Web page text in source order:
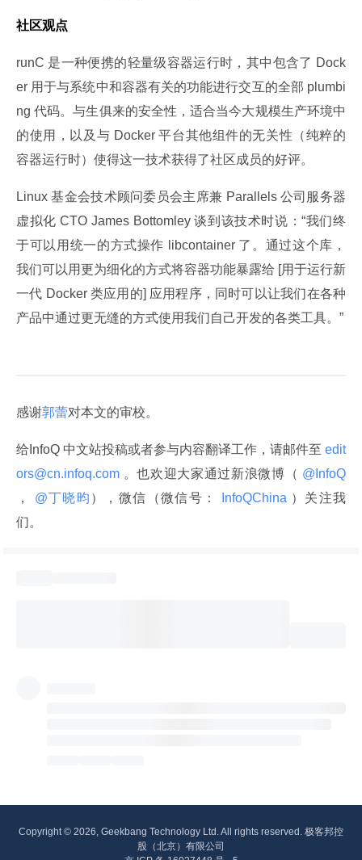
社区观点
runC 是一种便携的轻量级容器运行时，其中包含了 Dock
er 用于与系统中和容器有关的功能进行交互的全部 plumbi
ng 代码。与生俱来的安全性，适合当今大规模生产环境中
的使用，以及与 Docker 平台其他组件的无关性（纯粹的
容器运行时）使得这一技术获得了社区成员的好评。
Linux 基金会技术顾问委员会主席兼 Parallels 公司服务器
虚拟化 CTO James Bottomley 谈到该技术时说：“我们终
于可以用统一的方式操作 libcontainer 了。通过这个库，
我们可以用更为细化的方式将容器功能暴露给 [用于运行新
一代 Docker 类应用的] 应用程序，同时可以让我们在各种
产品中通过更无缝的方式使用我们自己开发的各类工具。”
感谢郭蕾对本文的审校。
给InfoQ 中文站投稿或者参与内容翻译工作，请邮件至 edit
ors@cn.infoq.com 。也欢迎大家通过新浪微博（
，
@丁晓昀 ），微信（微信号： InfoQChina ）关注我
们。
Copyright © 2026, Geekbang Technology Ltd. All rights reserved. 极客邦控
股（北京）有限公司